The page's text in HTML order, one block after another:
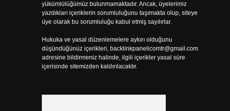
yükümlülüğümüz bulunmamaktadır. Ancak, üyelerimiz
yazdıkları içeriklerin sorumluluğunu taşımakta olup, siteye
üye olarak bu sorumluluğu kabul etmiş sayılırlar.
Hukuka ve yasal düzenlemelere aykırı olduğunu
düşündüğünüz içerikleri, backlinkpanelicomtr@gmail.com
adresine bildirmeniz halinde, ilgili içerikler yasal süre
içerisinde sitemizden kaldırılacaktır.